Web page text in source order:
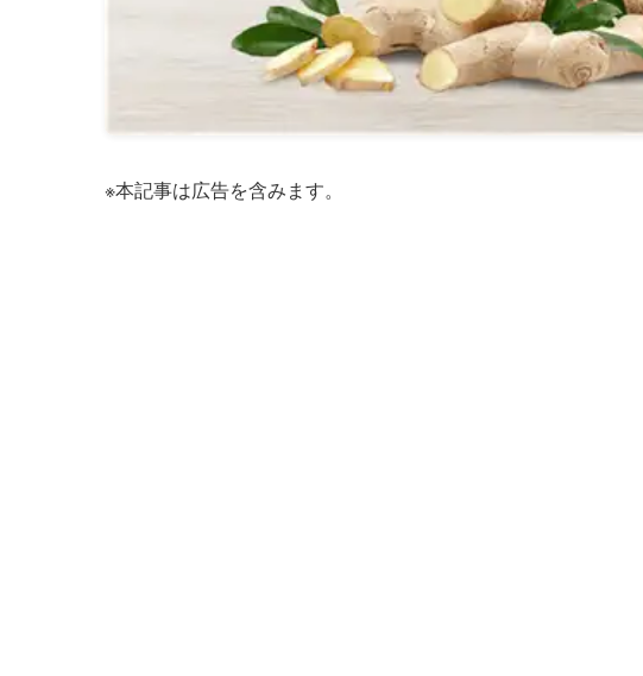
※本記事は広告を含みます。